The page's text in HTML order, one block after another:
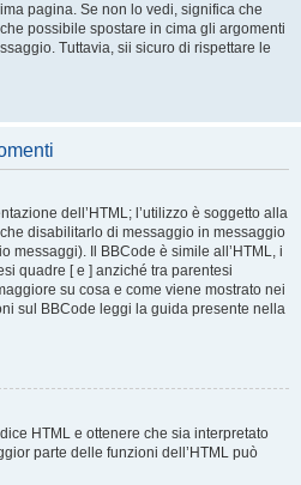
pagina. Se non lo vedi, significa che
possibile spostare in cima gli argomenti
Tuttavia, sii sicuro di rispettare le
dell’HTML; l’utilizzo è soggetto alla
disabilitarlo di messaggio in messaggio
messaggi). Il BBCode è simile all’HTML, i
quadre [ e ] anziché tra parentesi
su cosa e come viene mostrato nei
sul BBCode leggi la guida presente nella
HTML e ottenere che sia interpretato
parte delle funzioni dell’HTML può